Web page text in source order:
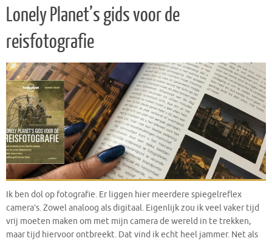
Lonely Planet’s gids voor de
reisfotografie
Ik ben dol op fotografie. Er liggen hier meerdere spiegelreflex
camera’s. Zowel analoog als digitaal. Eigenlijk zou ik veel vaker tijd
vrij moeten maken om met mijn camera de wereld in te trekken,
maar tijd hiervoor ontbreekt. Dat vind ik echt heel jammer. Net als